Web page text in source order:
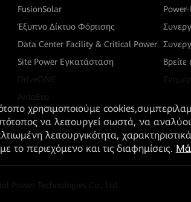
FusionSolar
Έξυπνο Δίκτυο Φόρτισης
Data Center Facility & Critical Power
Site Power Εγκατάσταση
χρησιμοποιούμε
να λειτουργεί σωστά, να
λειτουργικότητα,
το περιεχόμενο και τις διαφημίσεις.